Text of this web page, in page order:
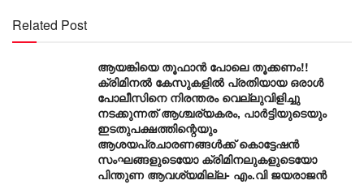
Related Post
ആയങ്കിയെ തൂഫാൻ പോലെ തൂക്കണം!!
ക്രിമിനൽ കേസുകളിൽ പ്രതിയായ ഒരാൾ
പോലീസിനെ നിരന്തരം വെല്ലുവിളിച്ചു
നടക്കുന്നത് ആശ്ചര്യകരം, പാർട്ടിയുടെയും
ഇടതുപക്ഷത്തിന്റെയും
ആശയപ്രചാരണങ്ങൾക്ക് കൊട്ടേഷൻ
സംഘങ്ങളുടെയോ ക്രിമിനലുകളുടെയോ
പിന്തുണ ആവശ്യമില്ല- എം.വി ജയരാജൻ